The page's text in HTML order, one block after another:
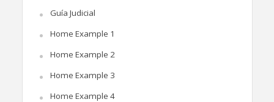
Guía Judicial
Home Example 1
Home Example 2
Home Example 3
Home Example 4